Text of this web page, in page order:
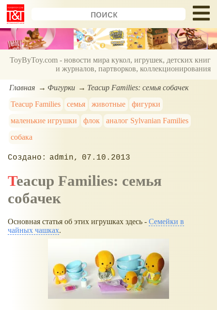
ToyByToy.com - новости мира кукол, игрушек, детских книг
и журналов, партворков, коллекционирования
Главная Фигурки
Teacup Families: семья собачек
Teacup Families
семья животные
фигурки
маленькие игрушки
флок
аналог Sylvanian Families
собака
admin 07.10.2013
Teacup Families: семья
собачек
Основная статья об этих игрушках здесь - Семейки в
чайных чашках.